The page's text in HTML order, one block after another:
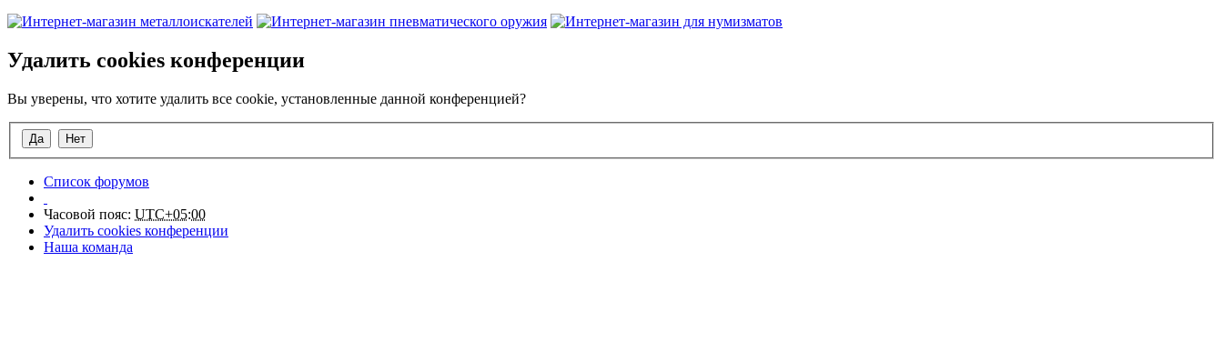
Удалить cookies конференции
Вы уверены, что хотите удалить все cookie, установленные данной конференцией?
Список форумов
Часовой пояс: UTC+05:00
Удалить cookies конференции
Наша команда